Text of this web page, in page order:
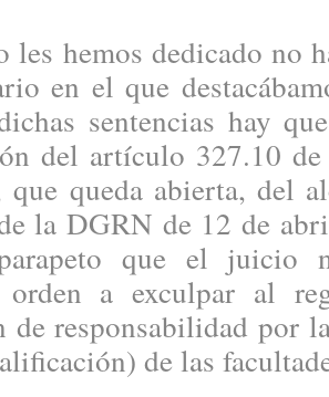
hemos dedicado no
en el que
sentencias hay
del artículo 327.10
que queda abierta, del
la DGRN de 12 de
que el juicio
orden a exculpar al
de responsabilidad por
de las